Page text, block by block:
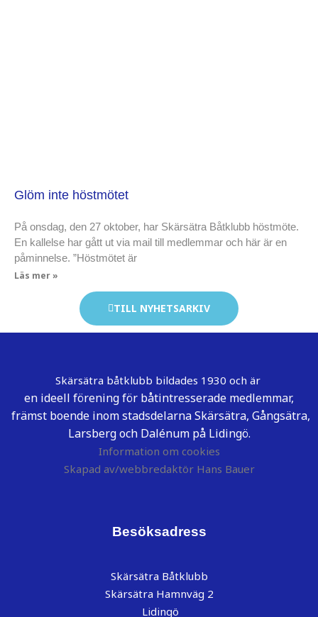
Glöm inte höstmötet
På onsdag, den 27 oktober, har Skärsätra Båtklubb höstmöte.
En kallelse har gått ut via mail till medlemmar och här är en
påminnelse. ”Höstmötet är
Läs mer »
TILL NYHETSARKIV
Skärsätra båtklubb bildades 1930 och är
en ideell förening för båtintresserade medlemmar,
främst boende inom stadsdelarna Skärsätra, Gångsätra,
Larsberg och Dalénum på Lidingö.
Information om cookies
Skapad av/webbredaktör Hans Bauer
Besöksadress
Skärsätra Båtklubb
Skärsätra Hamnväg 2
Lidingö